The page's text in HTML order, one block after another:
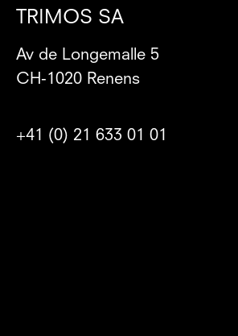
TRIMOS SA
Av de Longemalle 5
CH-1020 Renens
+41 (0) 21 633 01 01